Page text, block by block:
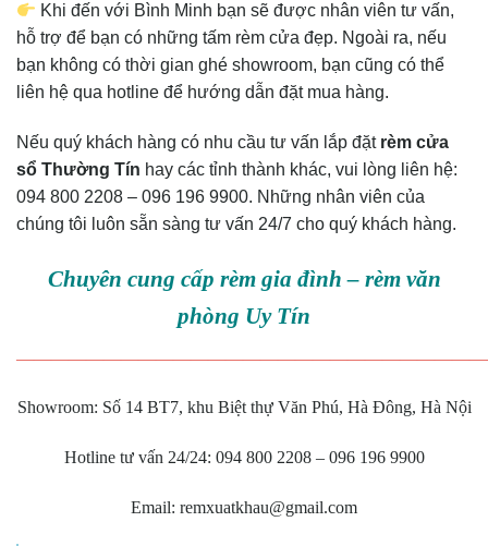
Khi đến với Bình Minh bạn sẽ được nhân viên tư vấn,
hỗ trợ để bạn có những tấm rèm cửa đẹp. Ngoài ra, nếu
bạn không có thời gian ghé showroom, bạn cũng có thể
liên hệ qua hotline để hướng dẫn đặt mua hàng.
Nếu quý khách hàng có nhu cầu tư vấn lắp đặtrèm cửa
sổ Thường Tín hay các tỉnh thành khác, vui lòng liên hệ:
094 800 2208 – 096 196 9900. Những nhân viên của
chúng tôi luôn sẵn sàng tư vấn 24/7 cho quý khách hàng.
Chuyên cung cấp rèm gia đình – rèm văn
phòng Uy Tín
Showroom: Số 14 BT7, khu Biệt thự Văn Phú, Hà Đông, Hà Nội
Hotline tư vấn 24/24: 094 800 2208 – 096 196 9900
Email: remxuatkhau@gmail.com